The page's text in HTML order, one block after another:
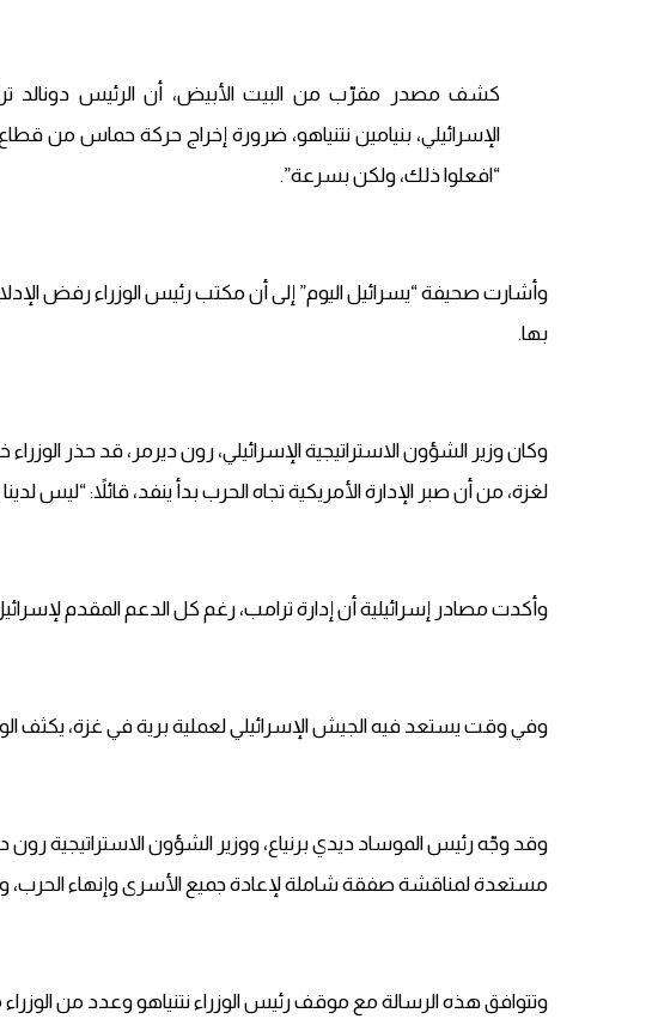
كشف مصدر مقرّب من البيت الأبيض، أن الرئيس دونالد
الإسرائيلي، بنيامين نتنياهو، ضرورة إخراج حركة حماس من
“افعلوا ذلك، ولكن بسرعة”.
وأشارت صحيفة “يسرائيل اليوم” إلى أن مكتب رئيس الوزراء رفض
بها.
وكان وزير الشؤون الاستراتيجية الإسرائيلي، رون ديرمر، قد حذر
لغزة، من أن صبر الإدارة الأمريكية تجاه الحرب بدأ ينفد، قائلاً: “ليس
وأكدت مصادر إسرائيلية أن إدارة ترامب، رغم كل الدعم المقدم
وفي وقت يستعد فيه الجيش الإسرائيلي لعملية برية في غزة، يكثف
وقد وجّه رئيس الموساد ديدي برنياع، ووزير الشؤون الاستراتيجية
مستعدة لمناقشة صفقة شاملة لإعادة جميع الأسرى وإنهاء الحرب،
وتتوافق هذه الرسالة مع موقف رئيس الوزراء نتنياهو وعدد من